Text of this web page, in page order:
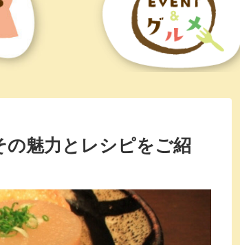
魅力とレシピをご紹